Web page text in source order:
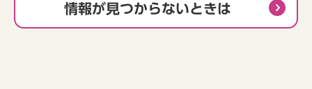
情報が見つからないときは